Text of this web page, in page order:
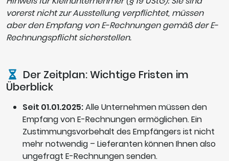
vorerst nicht zur Ausstellung verpflichtet, müssen
aber den Empfang von E-Rechnungen gemäß der E-
Rechnungspflicht sicherstellen.
Der Zeitplan: Wichtige Fristen im
Überblick
Seit 01.01.2025:Alle Unternehmen müssen den
Empfang von E-Rechnungen ermöglichen. Ein
Zustimmungsvorbehalt des Empfängers ist nicht
mehr notwendig – Lieferanten können Ihnen also
ungefragt E-Rechnungen senden.